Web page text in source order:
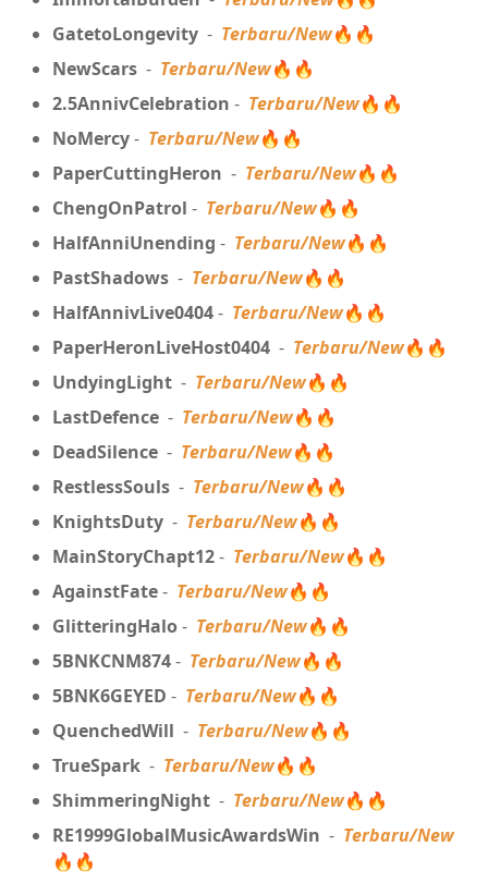
GatetoLongevity - Terbaru/New🔥🔥
NewScars - Terbaru/New🔥🔥
2.5AnnivCelebration - Terbaru/New🔥🔥
NoMercy- Terbaru/New🔥🔥
PaperCuttingHeron - Terbaru/New🔥🔥
ChengOnPatrol - Terbaru/New🔥🔥
HalfAnniUnending - Terbaru/New🔥🔥
PastShadows - Terbaru/New🔥🔥
HalfAnnivLive0404- Terbaru/New🔥🔥
PaperHeronLiveHost0404 - Terbaru/New🔥🔥
UndyingLight - Terbaru/New🔥🔥
LastDefence - Terbaru/New🔥🔥
DeadSilence - Terbaru/New🔥🔥
RestlessSouls - Terbaru/New🔥🔥
KnightsDuty - Terbaru/New🔥🔥
MainStoryChapt12- Terbaru/New🔥🔥
AgainstFate- Terbaru/New🔥🔥
GlitteringHalo- Terbaru/New🔥🔥
5BNKCNM874- Terbaru/New🔥🔥
5BNK6GEYED - Terbaru/New🔥🔥
QuenchedWill - Terbaru/New🔥🔥
TrueSpark - Terbaru/New🔥🔥
ShimmeringNight - Terbaru/New🔥🔥
RE1999GlobalMusicAwardsWin - Terbaru/New
🔥🔥